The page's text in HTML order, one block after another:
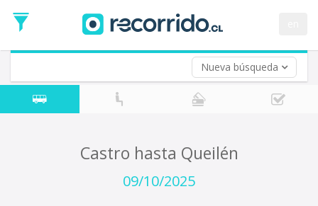
Nueva búsqueda
de
Ida
Vuelta (opcional)
Fecha
de
Castro hasta Queilén
09/10/2025